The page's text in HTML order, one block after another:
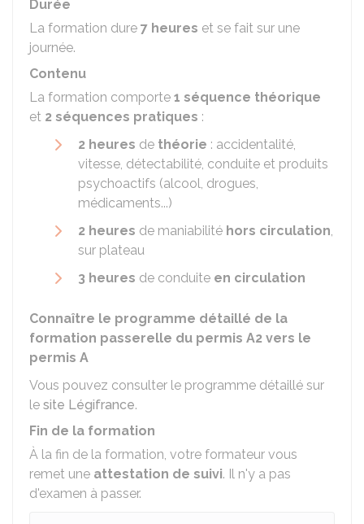
Durée
La formation dure 7 heures et se fait sur une
journée.
Contenu
La formation comporte 1 séquence théorique
et 2 séquences pratiques :
2 heures de théorie : accidentalité,
vitesse, détectabilité, conduite et produits
psychoactifs (alcool, drogues,
médicaments...)
2 heures de maniabilité hors circulation,
sur plateau
3 heures de conduite en circulation
Connaître le programme détaillé de la
formation passerelle du permis A2 vers le
permis A
Vous pouvez consulter le programme détaillé sur
le site Légifrance.
Fin de la formation
À la fin de la formation, votre formateur vous
remet une attestation de suivi. Il n'y a pas
d'examen à passer.